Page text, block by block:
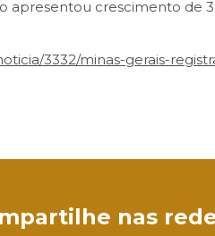
apresentou crescimento de
3332/minas-gerais-
nas